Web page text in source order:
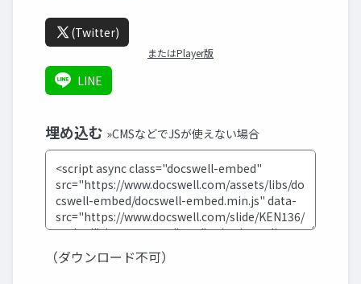
(Twitter)
またはPlayer版
LINE
埋め込む »CMSなどでJSが使えない場合
（ダウンロード不可）